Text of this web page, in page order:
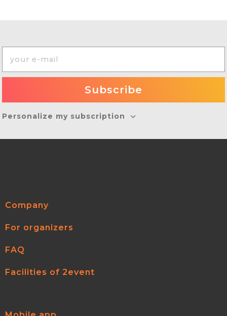
Personalize my subscription
Company
For organizers
FAQ
Facilities of 2event